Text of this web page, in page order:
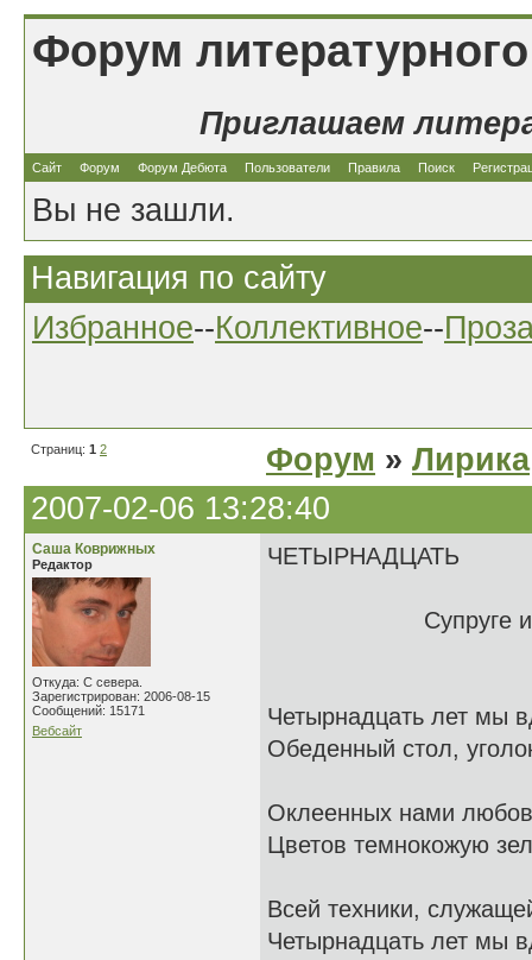
Форум
Приглашаем
Сайт Форум Форум Дебюта Пользователи Правила Поиск
Вы не зашли.
Навигация по сайту
Избранное--Коллективное--
Страниц: 1 2 Форум » Лирика
2007-02-06 13:28:40
Саша Коврижных
Редактор
Откуда: С севера.
Зарегистрирован: 2006-08-15
Сообщений: 15171
Вебсайт
ЧЕТЫРНАДЦАТЬ
Супруге и
Четырнадцать лет мы
Обеденный стол,
Оклеенных нами
Цветов темнокожую
Всей техники,
Четырнадцать лет мы